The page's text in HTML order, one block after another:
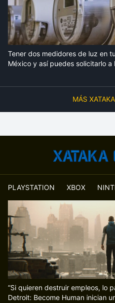
MÁS
Tener dos medidores de luz en
México y así puedes solicitarlo a
PLAYSTATION XBOX
“Si quieren destruir empleos, lo
Detroit: Become Human inician